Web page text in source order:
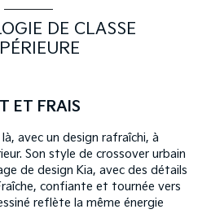
DE CLASSE
ET FRAIS
avec un design rafraîchi, à
Son style de crossover urbain
de design Kia, avec des détails
confiante et tournée vers
reflète la même énergie